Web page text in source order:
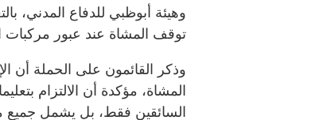
وهيئة أبوظبي للدفاع المدني،
توقف المشاة عند عبور مركبات
وذكر القائمون على الحملة أن
المشاة، مؤكدة أن الالتزام
السائقين فقط، بل يشمل